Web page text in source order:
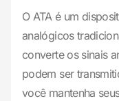
O ATA é um
analógicos
converte os sinais
podem ser
você mantenha